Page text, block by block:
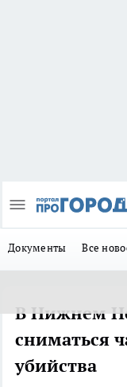
Документы Все
В Нижнем
сниматься
убийства